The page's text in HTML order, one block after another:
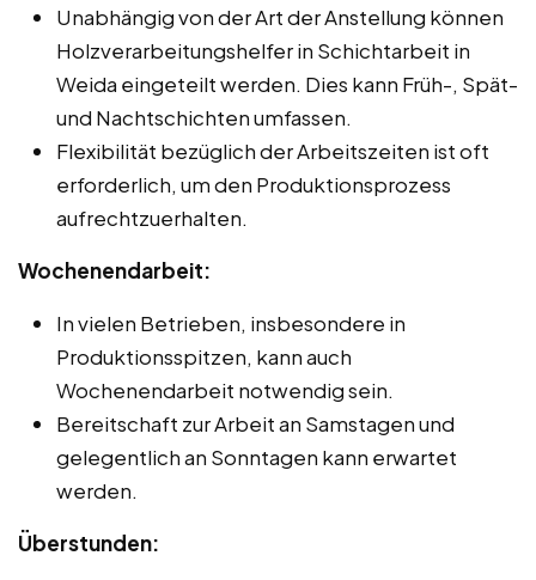
Unabhängig von der Art der Anstellung können
Holzverarbeitungshelfer in Schichtarbeit in
Weida eingeteilt werden. Dies kann Früh-, Spät-
und Nachtschichten umfassen.
Flexibilität bezüglich der Arbeitszeiten ist oft
erforderlich, um den Produktionsprozess
aufrechtzuerhalten.
Wochenendarbeit:
In vielen Betrieben, insbesondere in
Produktionsspitzen, kann auch
Wochenendarbeit notwendig sein.
Bereitschaft zur Arbeit an Samstagen und
gelegentlich an Sonntagen kann erwartet
werden.
Überstunden: